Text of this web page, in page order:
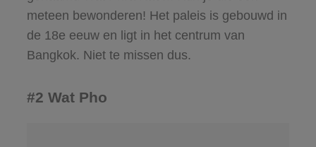
meteen bewonderen! Het paleis is gebouwd in
de 18e eeuw en ligt in het centrum van
Bangkok. Niet te missen dus.
#2 Wat Pho